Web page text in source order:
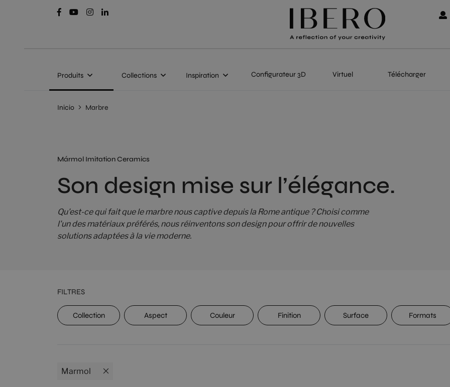
Produits Collections Inspiration Configurateur 3D Virtuel Télécharger
Inicio Marbre
Mármol Imitation Ceramics
Son design mise sur l’élégance.
Qu'est-ce qui fait que le marbre nous captive depuis la Rome antique ? Choisi comme
l'un des matériaux préférés, nous réinventons son design pour offrir de nouvelles
solutions adaptées à la vie moderne.
FILTRES
Collection Aspect Couleur Finition Surface Formats
Marmol